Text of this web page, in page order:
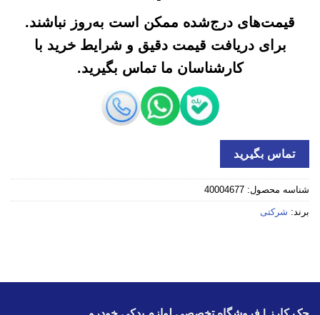
قیمت‌های درج‌شده ممکن است به‌روز نباشند.
برای دریافت قیمت دقیق و شرایط خرید با
کارشناسان ما تماس بگیرید.
تماس بگیرید
شناسه محصول: 40004677
برند: شرکتی